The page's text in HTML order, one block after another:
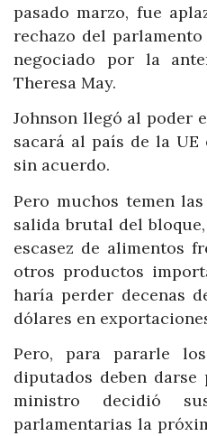
pasado marzo, fue
rechazo del
negociado por la
Theresa May.
Johnson llegó al poder
sacará al país de la
sin acuerdo.
Pero muchos temen
salida brutal del
escasez de alimentos
otros productos
haría perder decenas
dólares en
Pero, para pararle
diputados deben
ministro decidió
parlamentarias la